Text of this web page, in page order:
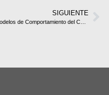
SIGUIENTE
Modelos de Comportamiento del Consumidor